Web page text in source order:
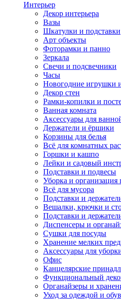
Интерьер
Декор интерьера
Вазы
Шкатулки и подставки
Арт объекты
Фоторамки и панно
Зеркала
Свечи и подсвечники
Часы
Новогодние игрушки
Декор стен
Рамки-копилки и
Ванная комната
Аксессуары для
Держатели и ёршики
Корзины для белья
Всё для комнатных
Горшки и кашпо
Лейки и садовый
Подставки и подвесы
Уборка и организация
Всё для мусора
Подставки и
Вешалки, крючки и
Подставки и
Диспенсеры и
Сушки для посуды
Хранение мелких
Аксессуары для
Офис
Канцелярские
Функциональный
Органайзеры и
Уход за одеждой и